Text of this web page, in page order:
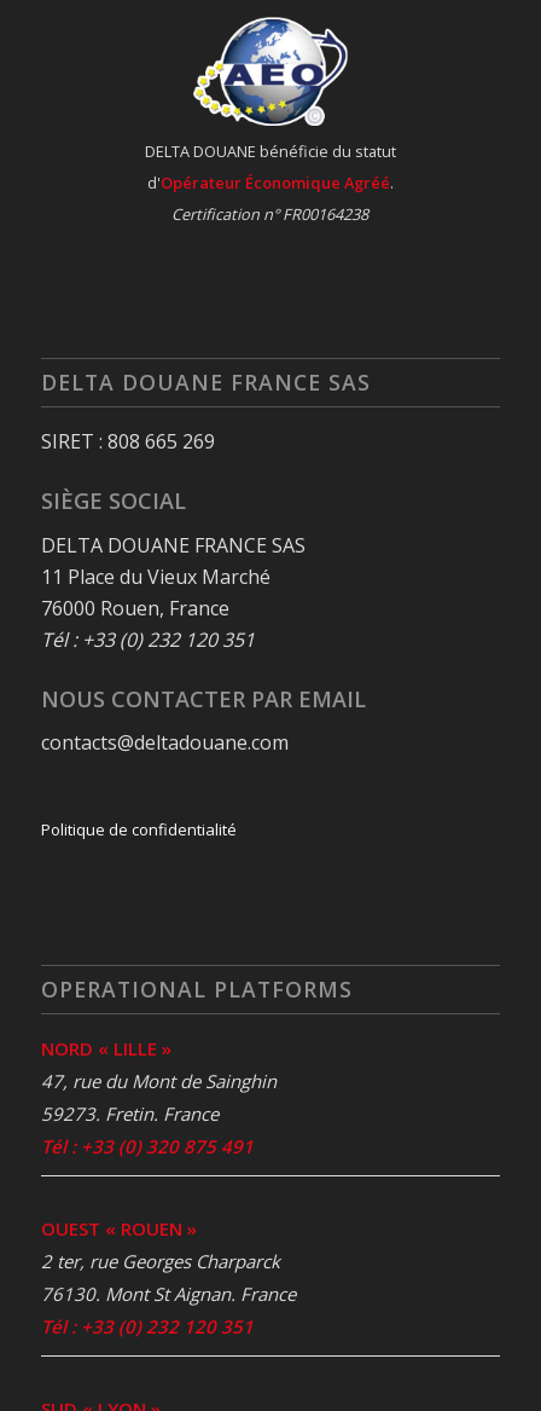
DELTA DOUANE bénéficie du statut
d'Opérateur Économique Agréé.
Certification n° FR00164238
DELTA DOUANE FRANCE SAS
SIRET : 808 665 269
SIÈGE SOCIAL
DELTA DOUANE FRANCE SAS
11 Place du Vieux Marché
76000 Rouen, France
Tél : +33 (0) 232 120 351
NOUS CONTACTER PAR EMAIL
contacts@deltadouane.com
Politique de confidentialité
OPERATIONAL PLATFORMS
NORD « LILLE »
47, rue du Mont de Sainghin
59273. Fretin. France
Tél : +33 (0) 320 875 491
OUEST « ROUEN »
2 ter, rue Georges Charparck
76130. Mont St Aignan. France
Tél : +33 (0) 232 120 351